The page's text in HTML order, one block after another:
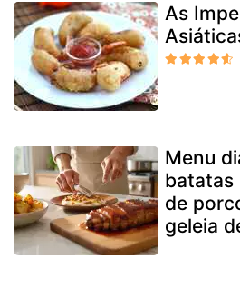
As
Menu
batatas
de
geleia